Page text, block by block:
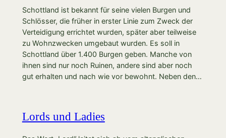
Schottland ist bekannt für seine vielen Burgen und
Schlösser, die früher in erster Linie zum Zweck der
Verteidigung errichtet wurden, später aber teilweise
zu Wohnzwecken umgebaut wurden. Es soll in
Schottland über 1.400 Burgen geben. Manche von
ihnen sind nur noch Ruinen, andere sind aber noch
gut erhalten und nach wie vor bewohnt. Neben den…
Lords und Ladies